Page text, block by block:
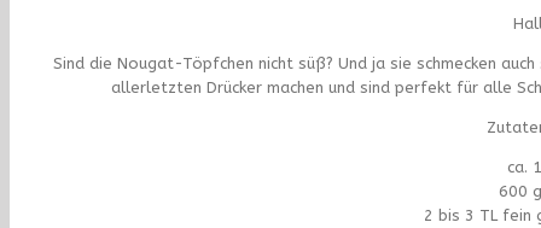
Sind die Nougat-Töpfchen nicht süß? Und ja sie schmecken
allerletzten Drücker machen und sind perfekt für alle
ca.
600
2 bis 3 TL fein